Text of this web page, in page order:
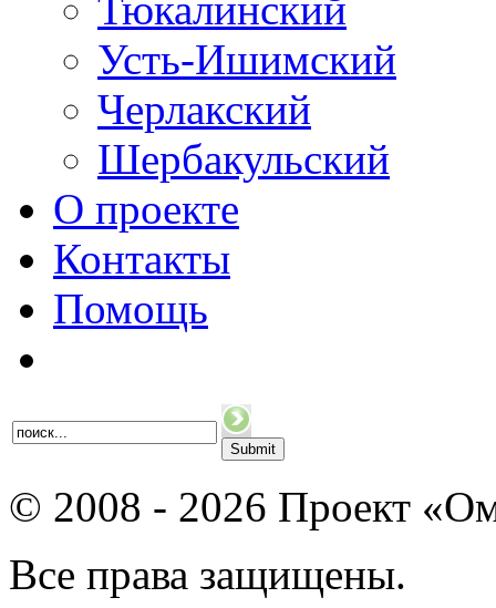
Усть-Ишимский
Черлакский
Шербакульский
О проекте
Контакты
Помощь
© 2008 - 2026 Проект
Все права защищены.